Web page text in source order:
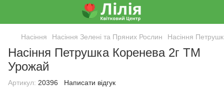
Насіння Насіння Зелені та Пряних Рослин Насіння
Насіння Петрушка Коренева 2г ТМ
Урожай
Артикул: 20396 Написати відгук